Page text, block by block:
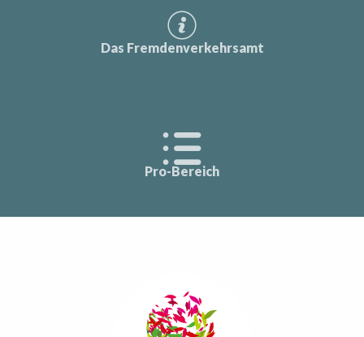
Das Fremdenverkehrsamt
Pro-Bereich